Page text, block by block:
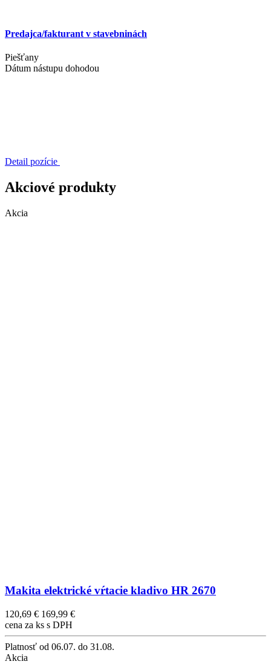
Predajca/fakturant v stavebninách
Piešťany
Dátum nástupu dohodou
Detail pozície
Akciové produkty
Akcia
Makita elektrické vŕtacie kladivo HR 2670
120,69 € 169,99 €
cena za ks s DPH
Platnosť od 06.07. do 31.08.
Akcia